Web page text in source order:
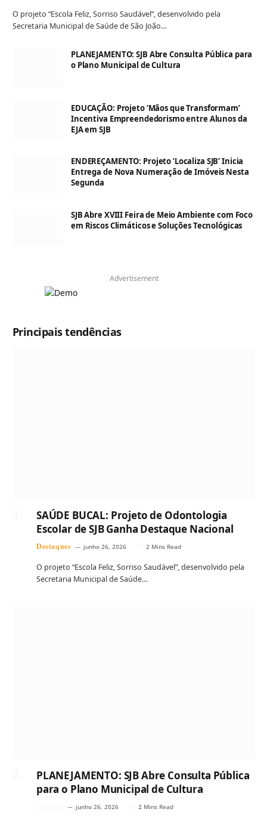
O projeto “Escola Feliz, Sorriso Saudável”, desenvolvido pela
Secretaria Municipal de Saúde de São João…
PLANEJAMENTO: SJB Abre Consulta Pública para
o Plano Municipal de Cultura
EDUCAÇÃO: Projeto ‘Mãos que Transformam’
Incentiva Empreendedorismo entre Alunos da
EJA em SJB
ENDEREÇAMENTO: Projeto ‘Localiza SJB’ Inicia
Entrega de Nova Numeração de Imóveis Nesta
Segunda
SJB Abre XVIII Feira de Meio Ambiente com Foco
em Riscos Climáticos e Soluções Tecnológicas
Advertisement
Principais tendências
SAÚDE BUCAL: Projeto de Odontologia
Escolar de SJB Ganha Destaque Nacional
Destaques junho 26, 2026 2 Mins Read
O projeto “Escola Feliz, Sorriso Saudável”, desenvolvido pela
Secretaria Municipal de Saúde…
PLANEJAMENTO: SJB Abre Consulta Pública
para o Plano Municipal de Cultura
junho 26, 2026 2 Mins Read